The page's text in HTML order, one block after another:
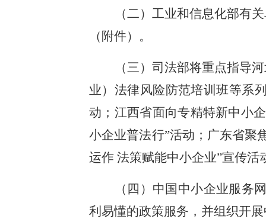
（二）工业和信息化部有
（附件）。
（三）司法部将重点指导
业）法律风险防范培训班等系
动；江西省面向专精特新中小
小企业普法行”活动；广东省聚
运作 法策赋能中小企业”宣传活
（四）中国中小企业服务
利易懂的政策服务，并组织开